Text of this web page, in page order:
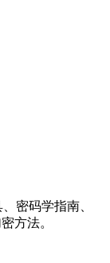
密码学指南、
方法。